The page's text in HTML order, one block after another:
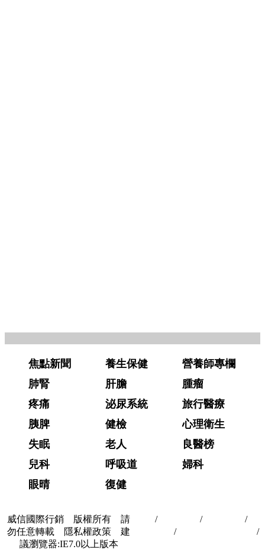
焦點新聞 養生保健
營養師專欄
肺腎
肝膽
腫瘤
疼痛
泌尿系統
旅行醫療
胰脾
健檢
心理衛生
失眠
老人
良醫榜
兒科
呼吸道
婦科
眼晴
復健
威信國際行銷 版權所有 請
勿任意轉載 隱私權政策 建
議瀏覽器:IE7.0以上版本
/ / /
/
/